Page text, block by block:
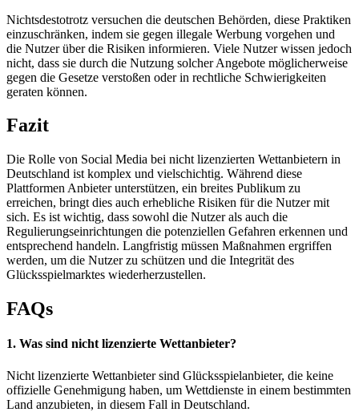
Nichtsdestotrotz versuchen die deutschen Behörden, diese Praktiken
einzuschränken, indem sie gegen illegale Werbung vorgehen und
die Nutzer über die Risiken informieren. Viele Nutzer wissen jedoch
nicht, dass sie durch die Nutzung solcher Angebote möglicherweise
gegen die Gesetze verstoßen oder in rechtliche Schwierigkeiten
geraten können.
Fazit
Die Rolle von Social Media bei nicht lizenzierten Wettanbietern in
Deutschland ist komplex und vielschichtig. Während diese
Plattformen Anbieter unterstützen, ein breites Publikum zu
erreichen, bringt dies auch erhebliche Risiken für die Nutzer mit
sich. Es ist wichtig, dass sowohl die Nutzer als auch die
Regulierungseinrichtungen die potenziellen Gefahren erkennen und
entsprechend handeln. Langfristig müssen Maßnahmen ergriffen
werden, um die Nutzer zu schützen und die Integrität des
Glücksspielmarktes wiederherzustellen.
FAQs
1. Was sind nicht lizenzierte Wettanbieter?
Nicht lizenzierte Wettanbieter sind Glücksspielanbieter, die keine
offizielle Genehmigung haben, um Wettdienste in einem bestimmten
Land anzubieten, in diesem Fall in Deutschland.